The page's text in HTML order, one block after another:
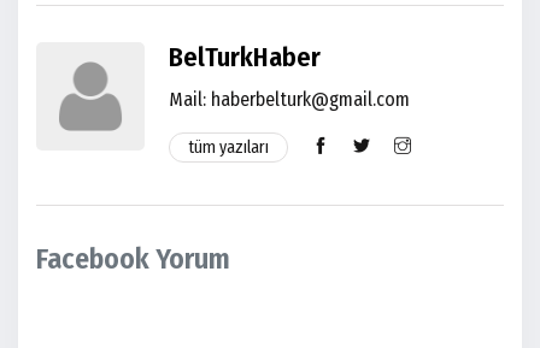
BelTurkHaber
Mail: haberbelturk@gmail.com
tüm yazıları
Facebook Yorum